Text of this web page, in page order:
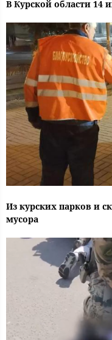
В Курской области 14
Из курских парков и
мусора